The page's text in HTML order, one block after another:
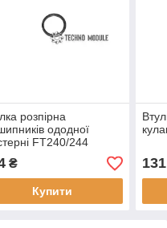
розпірна
ододної
FT240/244
₴
Купити
131